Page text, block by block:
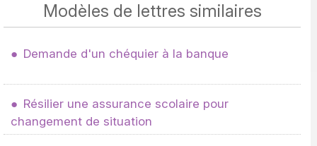
Modèles de lettres similaires
Demande d'un chéquier à la banque
Résilier une assurance scolaire pour
changement de situation